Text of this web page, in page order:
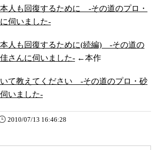
人も回復するために -その道のプロ・
伺いました-
本人も回復するために(続編) -その道の
さんに伺いました- ←本作
て教えてください -その道のプロ・砂
いました-
2010/07/13 16:46:28